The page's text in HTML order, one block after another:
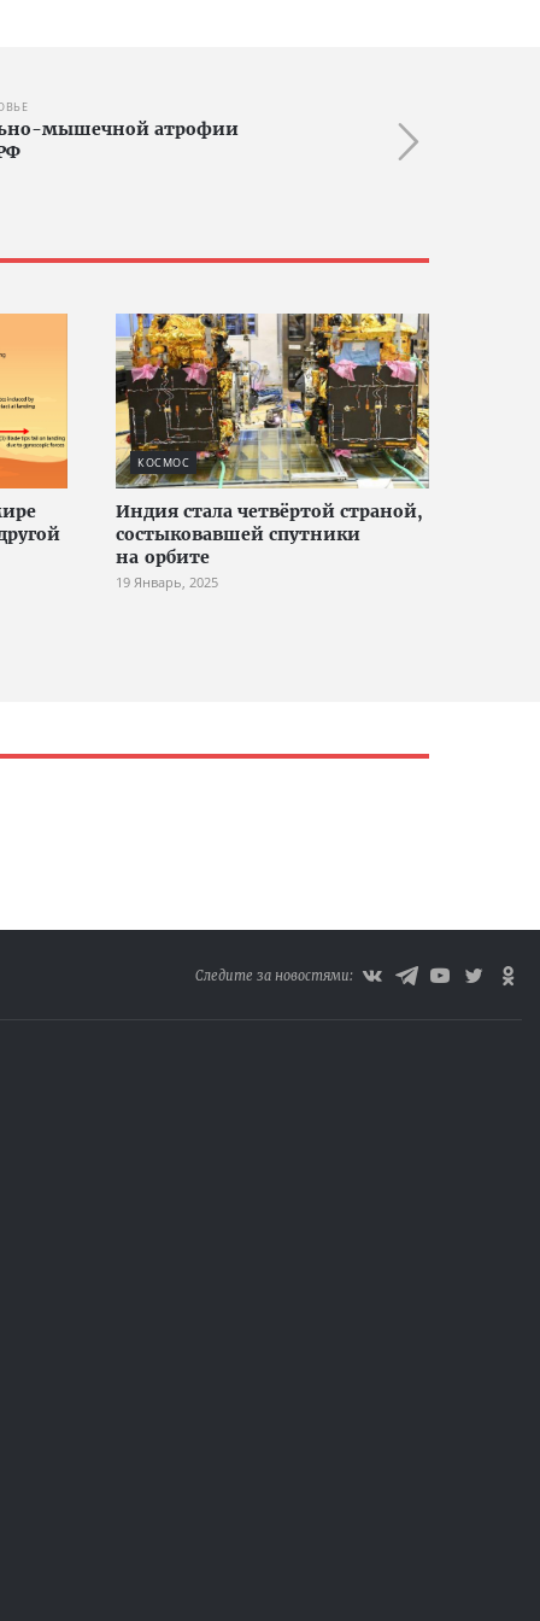
мышечной атрофии
КОСМОС
Индия стала четвёртой страной,
состыковавшей спутники
на орбите
19 Январь, 2025
Следите за новостями: